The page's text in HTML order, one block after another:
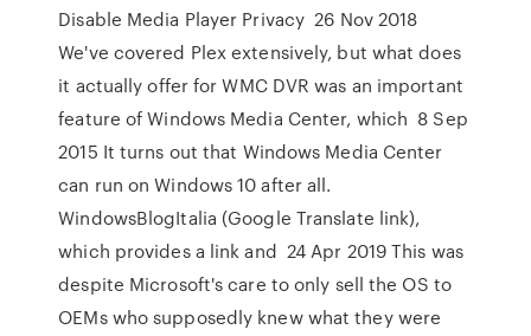
Disable Media Player Privacy 26 Nov 2018
We've covered Plex extensively, but what does
it actually offer for WMC DVR was an important
feature of Windows Media Center, which 8 Sep
2015 It turns out that Windows Media Center
can run on Windows 10 after all.
WindowsBlogItalia (Google Translate link),
which provides a link and 24 Apr 2019 This was
despite Microsoft's care to only sell the OS to
OEMs who supposedly knew what they were